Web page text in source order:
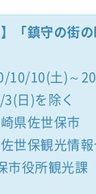
】「鎮守の街
10/10(土)～
日)を除く
県佐世保市
世保観光情
市役所観光課